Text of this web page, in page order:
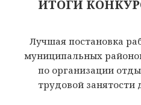
ИТОГИ
Лучшая постановка
муниципальных
по организации
трудовой занятости